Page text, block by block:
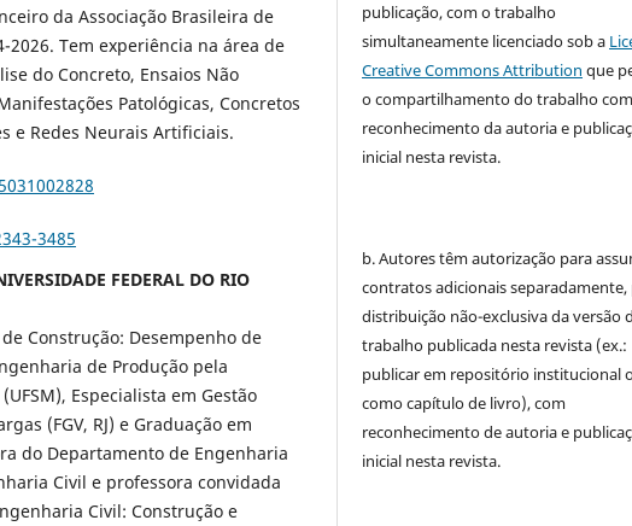
da Associação Brasileira de
2026. Tem experiência na área de
do Concreto, Ensaios Não
Patológicas, Concretos
e Redes Neurais Artificiais.
3485
FEDERAL DO RIO
Construção: Desempenho de
de Produção pela
Especialista em Gestão
(FGV, RJ) e Graduação em
do Departamento de Engenharia
Civil e professora convidada
Civil: Construção e
publicação, com o trabalho
simultaneamente licenciado sob a
Creative Commons Attribution que
o compartilhamento do trabalho com
reconhecimento da autoria e
inicial nesta revista.
b. Autores têm autorização para
contratos adicionais separadamente,
distribuição não-exclusiva da versão
trabalho publicada nesta revista (ex.:
publicar em repositório institucional
como capítulo de livro), com
reconhecimento de autoria e
inicial nesta revista.